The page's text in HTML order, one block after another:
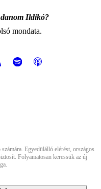
Ildikó?
mondata.
Egyedülálló elérést, országos
Folyamatosan keressük az új